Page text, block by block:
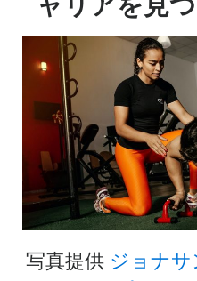
写真提供 ジョナ